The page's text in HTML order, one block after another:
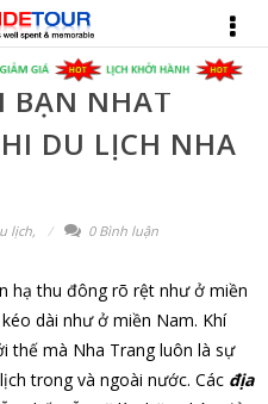
BẠN NHẤT
DU LỊCH NHA
lịch, 0 Bình luận
hạ thu đông rõ rệt như ở miền
dài như ở miền Nam. Khí
thế mà Nha Trang luôn là sự
trong và ngoài nước. Các địa